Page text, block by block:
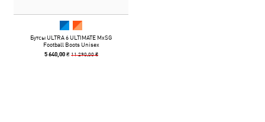
Бутсы ULTRA 6 ULTIMATE MxSG
Football Boots Unisex
5 640,00 ₴ 11 290,00 ₴